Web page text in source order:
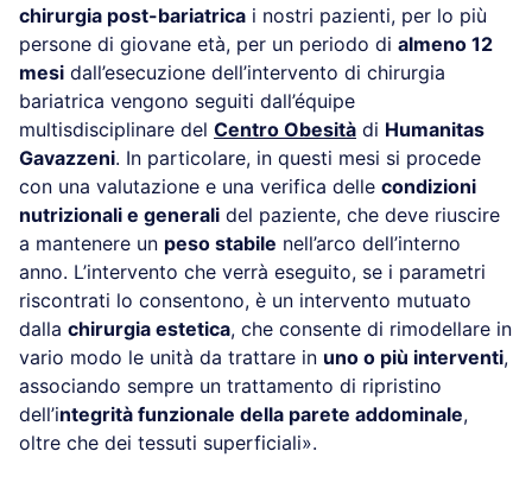
chirurgia post-bariatrica i nostri pazienti, per lo più
persone di giovane età, per un periodo di almeno 12
mesi dall’esecuzione dell’intervento di chirurgia
bariatrica vengono seguiti dall’équipe
multisdisciplinare del Centro Obesità di Humanitas
Gavazzeni. In particolare, in questi mesi si procede
con una valutazione e una verifica delle condizioni
nutrizionali e generali del paziente, che deve riuscire
a mantenere un peso stabile nell’arco dell’interno
anno. L’intervento che verrà eseguito, se i parametri
riscontrati lo consentono, è un intervento mutuato
dalla chirurgia estetica, che consente di rimodellare in
vario modo le unità da trattare in uno o più interventi,
associando sempre un trattamento di ripristino
dell’integrità funzionale della parete addominale,
oltre che dei tessuti superficiali».